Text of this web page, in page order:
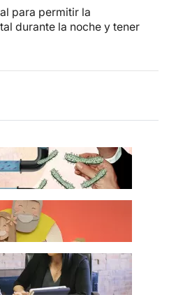
para permitir la
durante la noche y tener